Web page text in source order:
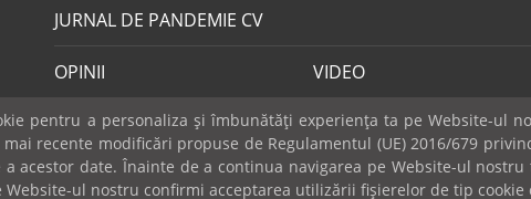
JURNAL DE PANDEMIE CV
OPINII VIDEO
pentru a personaliza și îmbunătăți experiența ta pe Website-
recente modificări propuse de Regulamentul (UE) 2016/679
acestor date. Înainte de a continua navigarea pe Website-ul
ul nostru confirmi acceptarea utilizării fişierelor de tip cookie
Abonamente Publicitate Mica publicitate Contact Sondaje